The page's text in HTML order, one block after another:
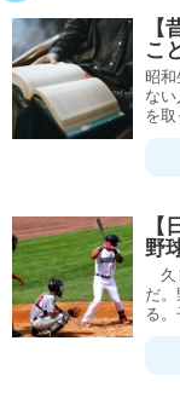
こ
昭
な
を
野
久
だ
る